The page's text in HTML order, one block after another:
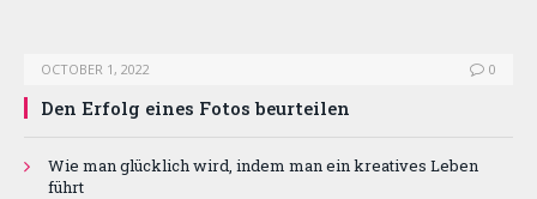
OCTOBER 1, 2022 0
Den Erfolg eines Fotos beurteilen
Wie man glücklich wird, indem man ein kreatives Leben
führt